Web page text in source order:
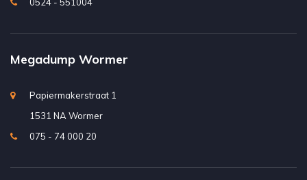
Megadump Wormer
Papiermakerstraat 1
1531 NA Wormer
075 - 74 000 20